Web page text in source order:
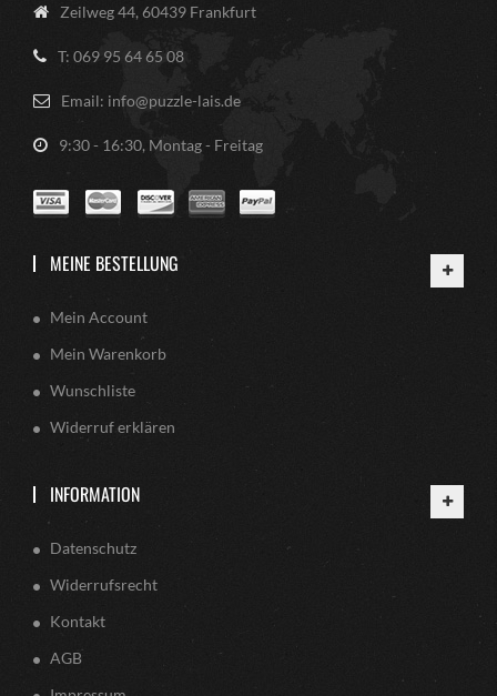
Zeilweg 44, 60439 Frankfurt
T: 069 95 64 65 08
Email: info@puzzle-lais.de
9:30 - 16:30, Montag - Freitag
MEINE BESTELLUNG
Mein Account
Mein Warenkorb
Wunschliste
Widerruf erklären
INFORMATION
Datenschutz
Widerrufsrecht
Kontakt
AGB